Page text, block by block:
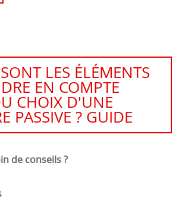
LES ÉLÉMENTS
EN COMPTE
CHOIX D'UNE
PASSIVE ? GUIDE
de conseils ?